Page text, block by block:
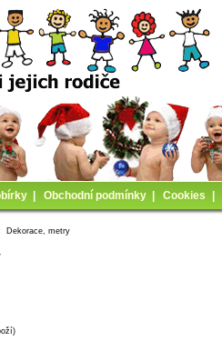
Obchodní podmínky Cookies
Dekorace, metry